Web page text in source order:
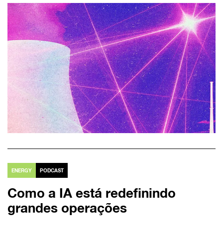
ENERGY PODCAST
Como a IA está redefinindo
grandes operações